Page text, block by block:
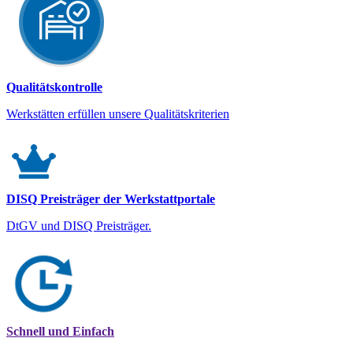
Qualitätskontrolle
Werkstätten erfüllen unsere Qualitätskriterien
DISQ Preisträger der Werkstattportale
DtGV und DISQ Preisträger.
Schnell und Einfach